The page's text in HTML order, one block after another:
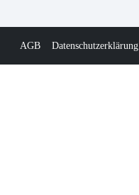
AGB Datenschutzerklärung